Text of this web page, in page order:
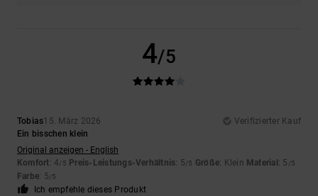
4/5
Tobias15. März 2026
Verifizierter Kauf
Ein bisschen klein
Original anzeigen - English
Komfort: 4/5 Preis-Leistungs-Verhältnis: 5/5 Größe: Klein Material : 5 /5
Farbe: 5/5
Ich empfehle dieses Produkt